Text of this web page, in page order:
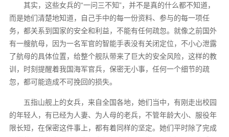
其实，这些女兵的“一问三不知”，并不是真的什么都不知道，
而是她们清楚地知道，自己手中的每一份资料、参与的每一项任
务，都关系到国家的安全和利益，不能有任何疏忽。就像之前国外
有一艘航母，因为一名军官的智能手表没有关闭定位，不小心泄露
了航母的具体位置，给整个舰队带来了巨大的安全风险，这样的教
训，时刻提醒着我国海军官兵，保密无小事，任何一个细节的疏
忽，都可能造成不可挽回的损失。
五指山舰上的女兵，来自全国各地，她们当中，有刚走出校园
的年轻人，有已经为人妻、为人母的老兵，不管年龄大小、服役年
限长短，在保密这件事上，都有着同样的坚定。她们平时除了完成